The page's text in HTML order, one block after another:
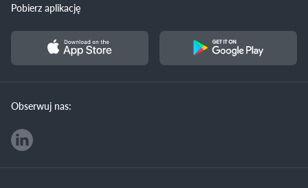
Pobierz aplikację
Obserwuj nas: